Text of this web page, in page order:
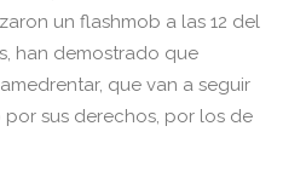
un flashmob a las 12 del
han demostrado que
que van a seguir
sus derechos, por los de